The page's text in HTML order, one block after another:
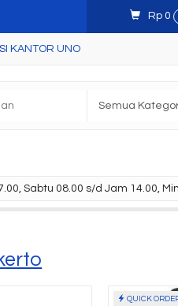
Rp 0
KANTOR UNO
Sabtu 08.00 s/d Jam 14.00,
QUICK